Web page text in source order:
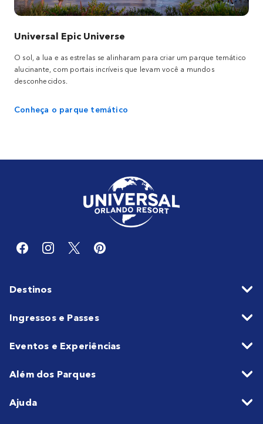
Universal Epic Universe
O sol, a lua e as estrelas se alinharam para criar um parque temático
alucinante, com portais incríveis que levam você a mundos
desconhecidos.
Conheça o parque temático
Destinos
Ingressos e Passes
Eventos e Experiências
Além dos Parques
Ajuda